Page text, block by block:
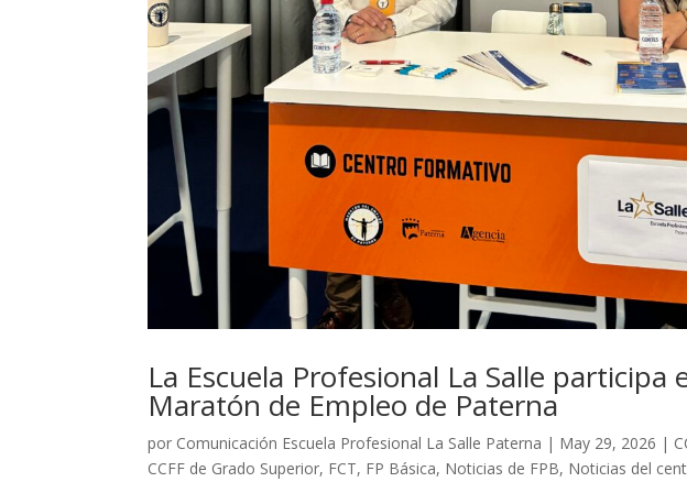
La Escuela Profesional La Salle participa
Maratón de Empleo de Paterna
por Comunicación Escuela Profesional La Salle Paterna | May 29, 2026 |
CCFF de Grado Superior, FCT, FP Básica, Noticias de FPB, Noticias del